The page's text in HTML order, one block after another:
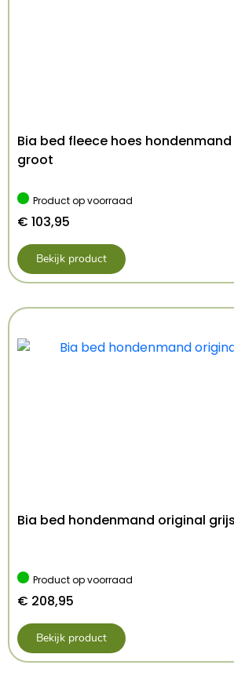
Bia bed fleece hoes
groot
Product op voorraad
€ 103,95
Bekijk product
Bia bed hondenmand original
Product op voorraad
€ 208,95
Bekijk product